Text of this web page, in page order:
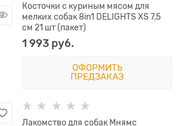
Косточки с куриным мясом для
мелких собак 8in1 DELIGHTS XS 7,5
см 21 шт (пакет)
1 993 руб.
ОФОРМИТЬ
ПРЕДЗАКАЗ
Лакомство для собак Мнямс